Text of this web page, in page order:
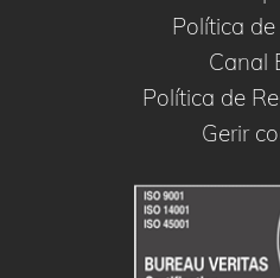
Política
Canal
Política de
Gerir